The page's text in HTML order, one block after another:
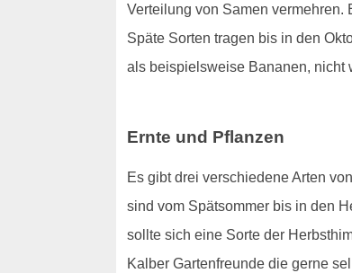
Verteilung von Samen vermehren.
Späte Sorten tragen bis in den
als beispielsweise Bananen, nicht
Ernte und Pflanzen
Es gibt drei verschiedene Arten
sind vom Spätsommer bis in den
sollte sich eine Sorte der
Kalber Gartenfreunde die gerne